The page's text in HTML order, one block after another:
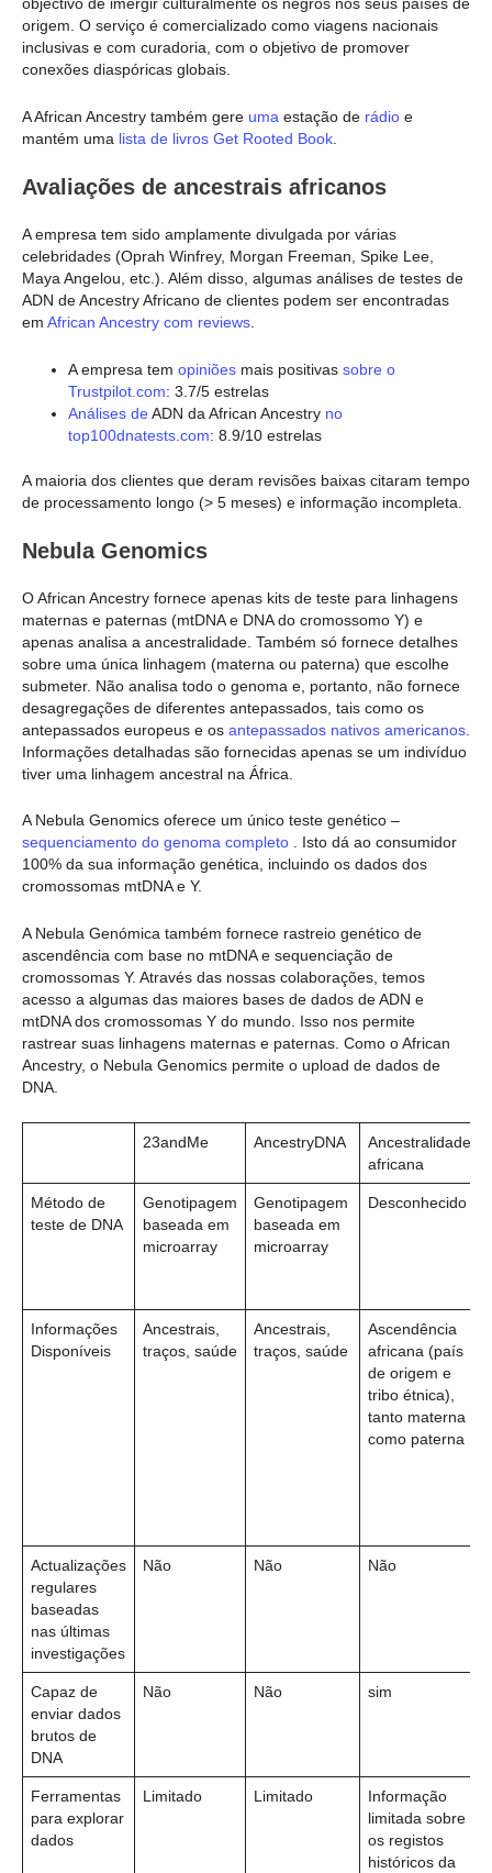
objectivo de imergir culturalmente os negros nos seus países de
origem. O serviço é comercializado como viagens nacionais
inclusivas e com curadoria, com o objetivo de promover
conexões diaspóricas globais.
A African Ancestry também gere uma estação de rádio e
mantém uma lista de livros Get Rooted Book
Avaliações de ancestrais africanos
A empresa tem sido amplamente divulgada por várias
celebridades (Oprah Winfrey, Morgan Freeman, Spike Lee,
Maya Angelou, etc.). Além disso, algumas análises de testes de
ADN de Ancestry Africano de clientes podem ser encontradas
em African Ancestry com reviews
A empresa tem opiniões mais positivas sobre o
Trustpilot.com: 3.7/5 estrelas
Análises deADN da African Ancestry no
top100dnatests.com: 8.9/10 estrelas
A maioria dos clientes que deram revisões baixas citaram tempo
de processamento longo (> 5 meses) e informação incompleta.
Nebula Genomics
O African Ancestry fornece apenas kits de teste para linhagens
maternas e paternas (mtDNA e DNA do cromossomo Y) e
apenas analisa a ancestralidade. Também só fornece detalhes
sobre uma única linhagem (materna ou paterna) que escolhe
submeter. Não analisa todo o genoma e, portanto, não fornece
desagregações de diferentes antepassados, tais como os
antepassados europeus e os antepassados nativos americanos
Informações detalhadas são fornecidas apenas se um indivíduo
tiver uma linhagem ancestral na África.
A Nebula Genomics oferece um único teste genético –
sequenciamento do genoma completo . Isto dá ao consumidor
100% da sua informação genética, incluindo os dados dos
cromossomas mtDNA e Y.
A Nebula Genómica também fornece rastreio genético de
ascendência com base no mtDNA e sequenciação de
cromossomas Y. Através das nossas colaborações, temos
acesso a algumas das maiores bases de dados de ADN e
mtDNA dos cromossomas Y do mundo. Isso nos permite
rastrear suas linhagens maternas e paternas. Como o African
Ancestry, o Nebula Genomics permite o upload de dados de
DNA.
23andMe AncestryDNA
Ancestralidade
africana
Método de
teste de DNA
Genotipagem
baseada em
microarray
Genotipagem
baseada em
microarray
Desconhecido
Informações
Disponíveis
Ancestrais,
traços, saúde
Ancestrais,
traços, saúde
Ascendência
africana (país
de origem e
tribo étnica),
tanto materna
como paterna
Actualizações
regulares
baseadas
nas últimas
investigações
Não Não Não
Capaz de
enviar dados
brutos de
DNA
Não Não sim
Ferramentas
para explorar
dados
Limitado Limitado
Informação
limitada sobre
os registos
históricos da